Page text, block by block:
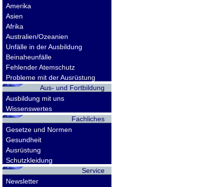
Amerika
Asien
Afrika
Australien/Ozeanien
Unfälle in der Ausbildung
Beinaheunfälle
Fehlender Atemschutz
Probleme mit der Ausrüstung
Aus- und Fortbildung
Ausbildung mit uns
Wissenswertes
Fachliches
Gesetze und Normen
Gesundheit
Ausrüstung
Schutzkleidung
Service
Newsletter